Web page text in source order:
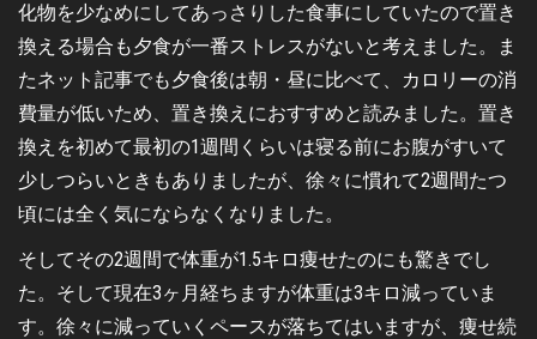
化物を少なめにしてあっさりした食事にしていたので置き
換える場合も夕食が一番ストレスがないと考えました。ま
たネット記事でも夕食後は朝・昼に比べて、カロリーの消
費量が低いため、置き換えにおすすめと読みました。置き
換えを初めて最初の1週間くらいは寝る前にお腹がすいて
少しつらいときもありましたが、徐々に慣れて2週間たつ
頃には全く気にならなくなりました。
そしてその2週間で体重が1.5キロ痩せたのにも驚きでし
た。そして現在3ヶ月経ちますが体重は3キロ減っていま
す。徐々に減っていくペースが落ちてはいますが、痩せ続